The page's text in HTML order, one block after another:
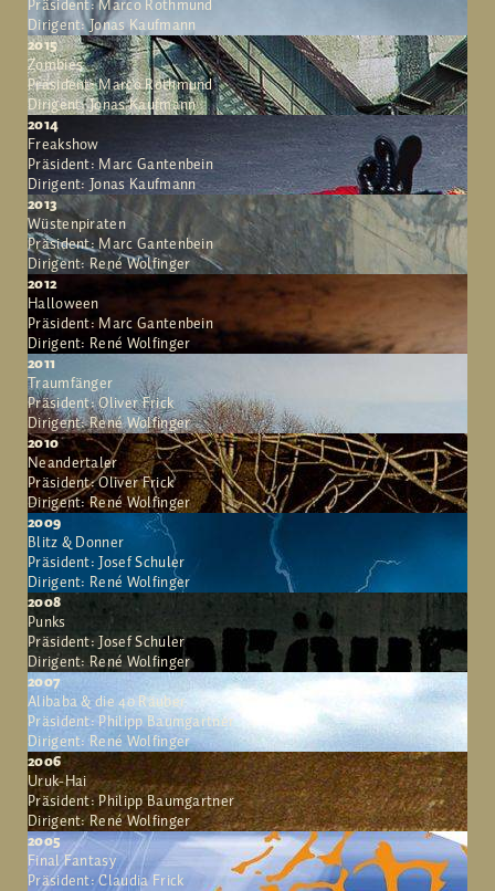
Präsident: Marco Rothmund
Dirigent: Jonas Kaufmann
2015
Zombies
Präsident: Marco Rothmund
Dirigent: Jonas Kaufmann
2014
Freakshow
Präsident: Marc Gantenbein
Dirigent: Jonas Kaufmann
2013
Wüstenpiraten
Präsident: Marc Gantenbein
Dirigent: René Wolfinger
2012
Halloween
Präsident: Marc Gantenbein
Dirigent: René Wolfinger
2011
Traumfänger
Präsident: Oliver Frick
Dirigent: René Wolfinger
2010
Neandertaler
Präsident: Oliver Frick
Dirigent: René Wolfinger
2009
Blitz & Donner
Präsident: Josef Schuler
Dirigent: René Wolfinger
2008
Punks
Präsident: Josef Schuler
Dirigent: René Wolfinger
2007
Alibaba & die 40 Räuber
Präsident: Philipp Baumgartner
Dirigent: René Wolfinger
2006
Uruk-Hai
Präsident: Philipp Baumgartner
Dirigent: René Wolfinger
2005
Final Fantasy
Präsident: Claudia Frick